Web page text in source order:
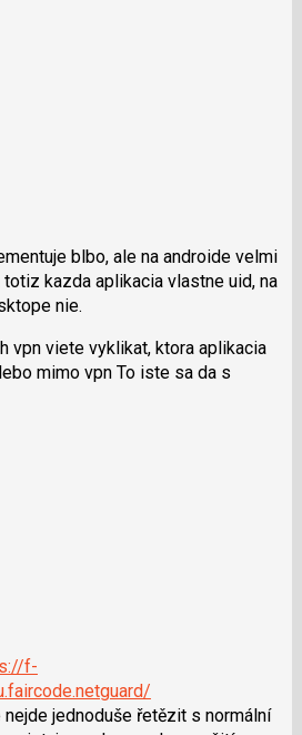
blbo, ale na androide velmi
totiz kazda aplikacia vlastne uid, na
nie.
vpn viete vyklikat, ktora aplikacia
mimo vpn To iste sa da s
f-
jednoduše řetězit s normální